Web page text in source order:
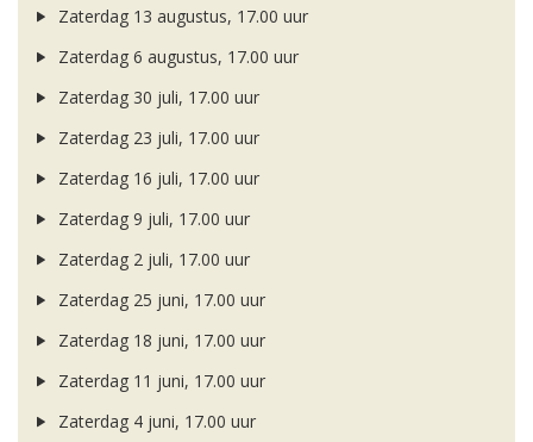
Zaterdag 13 augustus, 17.00 uur
Zaterdag 6 augustus, 17.00 uur
Zaterdag 30 juli, 17.00 uur
Zaterdag 23 juli, 17.00 uur
Zaterdag 16 juli, 17.00 uur
Zaterdag 9 juli, 17.00 uur
Zaterdag 2 juli, 17.00 uur
Zaterdag 25 juni, 17.00 uur
Zaterdag 18 juni, 17.00 uur
Zaterdag 11 juni, 17.00 uur
Zaterdag 4 juni, 17.00 uur